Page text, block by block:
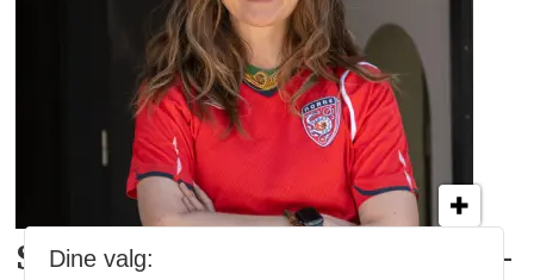
Skyhøy interesse for
landslags­
Dine valg: